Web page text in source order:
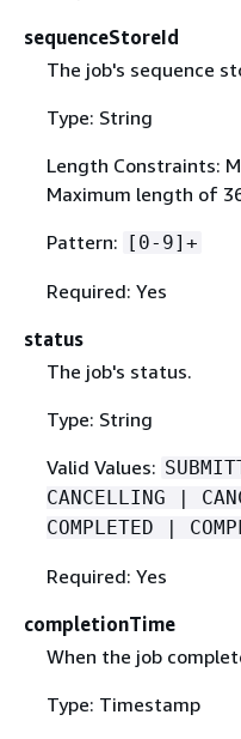
sequenceStoreId
The job's sequence
Type: String
Length Constraints:
Maximum length of
Pattern: [0-9]+
Required: Yes
status
The job's status.
Type: String
Valid Values:
CANCELLING |
COMPLETED |
Required: Yes
completionTime
When the job
Type: Timestamp